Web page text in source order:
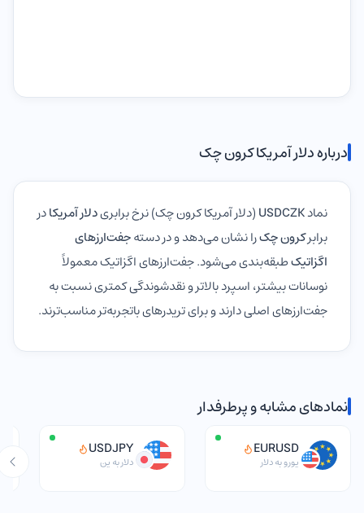
درباره دلار آمریکا کرون چک
نمادUSDCZK(دلار آمریکا کرون چک) نرخ برابریدلار آمریکادر
برابرکرون چکرا نشان می‌دهد و در دستهجفت‌ارزهای
اگزاتیکطبقه‌بندی می‌شود. جفت‌ارزهای اگزاتیک معمولاً
نوسانات بیشتر، اسپرد بالاتر و نقدشوندگی کمتری نسبت به
جفت‌ارزهای اصلی دارند و برای تریدرهای باتجربه‌تر مناسب‌ترند.
نمادهای مشابه و پرطرفدار
EURUSD
یورو به دلار
USDJPY
دلار به ین